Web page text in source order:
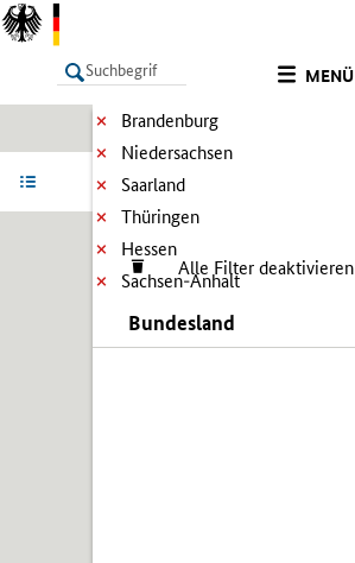
MENÜ
LISTE
Brandenburg
Niedersachsen
Saarland
Thüringen
Hessen
Sachsen-Anhalt
Alle Filter deaktivieren
Bundesland